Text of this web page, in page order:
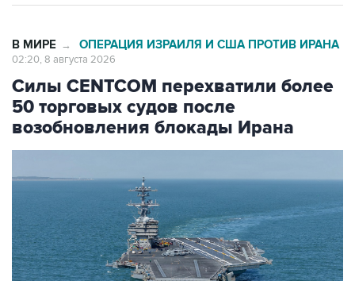
В МИРЕ → ОПЕРАЦИЯ ИЗРАИЛЯ И США ПРОТИВ ИРАНА
02:20, 8 августа 2026
Силы CENTCOM перехватили более
50 торговых судов после
возобновления блокады Ирана